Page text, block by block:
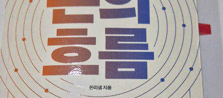
은 도움이 되는 것 같았다. 좀 더 이른 나이에 돈미샘처럼 돈관리에
관한 공부를 많이 했더라면 참 좋았겠다는 생각을 해보았다. 책을 다
읽고 나니 대학 시절 읽은 베르나르 베르베르의 책 <개미>가 떠올
랐다. 그렇게 복잡하고 난해해 보였던 그 모든 것이 사실은 사람의
발 아래 보이는 개미집에 불과했던 것이다. 나에게 있어서 월급관
리, 돈관리가 딱 그런것이었다. 불과 6년 전까지만 해도 얼마만큼의
월급이 들어오는지, 우리집 한 달 생활비가 얼마인지, 1년 동안 비
정기 지출이 얼마인지 전혀 알 수가 없었고 관심조차 없었다. 지금
생각하면 어떻게 그렇게 살 수 있었는지 참으로 대책이 없었다. 이